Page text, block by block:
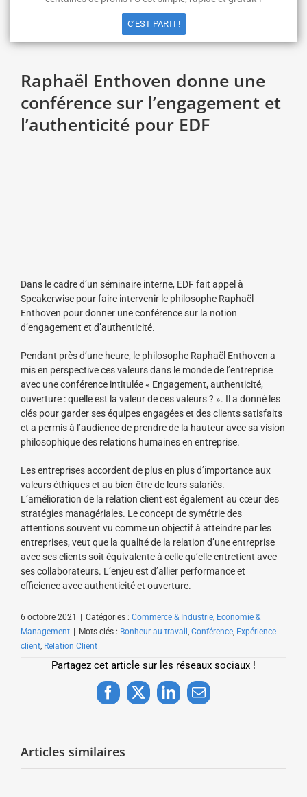
Raphaël Enthoven donne une
conférence sur l’engagement et
l’authenticité pour EDF
Dans le cadre d’un séminaire interne, EDF fait appel à
Speakerwise pour faire intervenir le philosophe Raphaël
Enthoven pour donner une conférence sur la notion
d’engagement et d’authenticité.
Pendant près d’une heure, le philosophe Raphaël Enthoven a
mis en perspective ces valeurs dans le monde de l’entreprise
avec une conférence intitulée « Engagement, authenticité,
ouverture : quelle est la valeur de ces valeurs ? ». Il a donné les
clés pour garder ses équipes engagées et des clients satisfaits
et a permis à l’audience de prendre de la hauteur avec sa vision
philosophique des relations humaines en entreprise.
Les entreprises accordent de plus en plus d’importance aux
valeurs éthiques et au bien-être de leurs salariés.
L’amélioration de la relation client est également au cœur des
stratégies managériales. Le concept de symétrie des
attentions souvent vu comme un objectif à atteindre par les
entreprises, veut que la qualité de la relation d’une entreprise
avec ses clients soit équivalente à celle qu’elle entretient avec
ses collaborateurs. L’enjeu est d’allier performance et
efficience avec authenticité et ouverture.
6 octobre 2021 Catégories : Commerce & Industrie, Economie &
Management
Mots-clés : Bonheur au travail , Conférence, Expérience
client, Relation Client
Partagez cet article sur les réseaux sociaux !
Facebook
X LinkedInEmail
Articles similaires
C’EST PARTI !